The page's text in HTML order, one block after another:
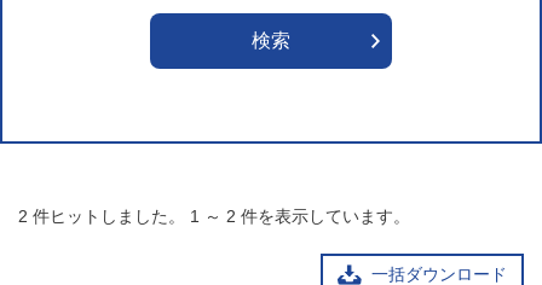
2 件ヒットしました。 1 ～ 2 件を表示しています。
一括ダウンロード